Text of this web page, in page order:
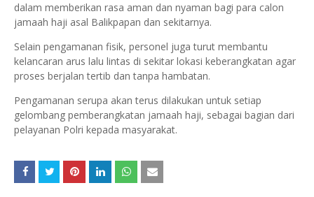
dalam memberikan rasa aman dan nyaman bagi para calon
jamaah haji asal Balikpapan dan sekitarnya.
Selain pengamanan fisik, personel juga turut membantu
kelancaran arus lalu lintas di sekitar lokasi keberangkatan agar
proses berjalan tertib dan tanpa hambatan.
Pengamanan serupa akan terus dilakukan untuk setiap
gelombang pemberangkatan jamaah haji, sebagai bagian dari
pelayanan Polri kepada masyarakat.